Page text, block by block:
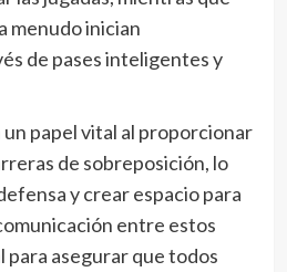
menudo inician
de pases inteligentes y
papel vital al proporcionar
de sobreposición, lo
y crear espacio para
entre estos
para asegurar que todos